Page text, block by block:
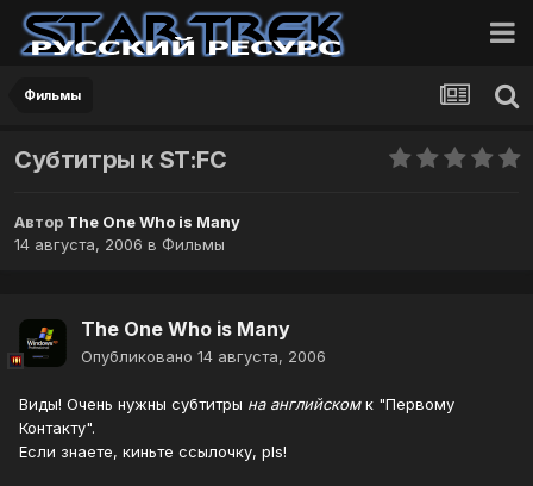
Фильмы
Субтитры к ST:FC
Автор The One Who is Many
14 августа, 2006 в Фильмы
The One Who is Many
Опубликовано 14 августа, 2006
Виды! Очень нужны субтитры на английскомк "Первому
Контакту".
Если знаете, киньте ссылочку, pls!